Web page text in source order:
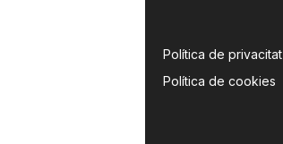
Política de privacitat
Política de cookies